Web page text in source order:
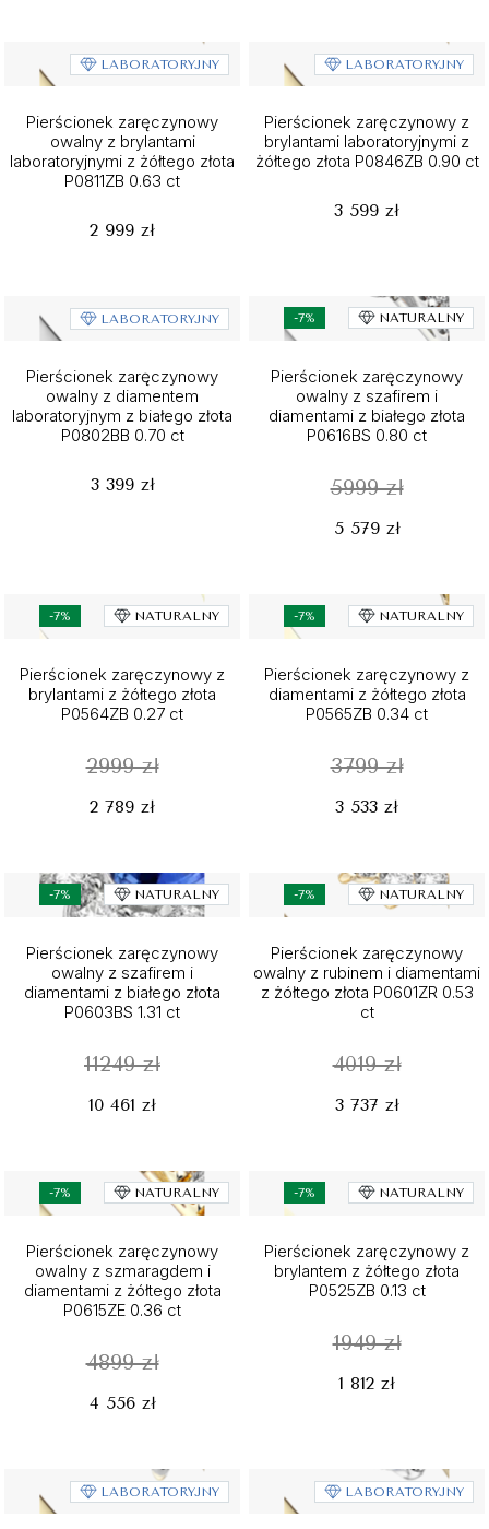
LABORATORYJNY
Pierścionek zaręczynowy
owalny z brylantami
laboratoryjnymi z żółtego złota
P0811ZB 0.63 ct
2 999 zł
LABORATORYJNY
Pierścionek zaręczynowy z
brylantami laboratoryjnymi z
żółtego złota P0846ZB 0.90 ct
3 599 zł
LABORATORYJNY
Pierścionek zaręczynowy
owalny z diamentem
laboratoryjnym z białego złota
P0802BB 0.70 ct
3 399 zł
-7% NATURALNY
Pierścionek zaręczynowy
owalny z szafirem i
diamentami z białego złota
P0616BS 0.80 ct
5999 zł
5 579 zł
-7% NATURALNY
Pierścionek zaręczynowy z
brylantami z żółtego złota
P0564ZB 0.27 ct
2999 zł
2 789 zł
-7% NATURALNY
Pierścionek zaręczynowy z
diamentami z żółtego złota
P0565ZB 0.34 ct
3799 zł
3 533 zł
-7% NATURALNY
Pierścionek zaręczynowy
owalny z szafirem i
diamentami z białego złota
P0603BS 1.31 ct
11249 zł
10 461 zł
-7% NATURALNY
Pierścionek zaręczynowy
owalny z rubinem i diamentami
z żółtego złota P0601ZR 0.53
ct
4019 zł
3 737 zł
-7% NATURALNY
Pierścionek zaręczynowy
owalny z szmaragdem i
diamentami z żółtego złota
P0615ZE 0.36 ct
4899 zł
4 556 zł
-7% NATURALNY
Pierścionek zaręczynowy z
brylantem z żółtego złota
P0525ZB 0.13 ct
1949 zł
1 812 zł
LABORATORYJNY LABORATORYJNY